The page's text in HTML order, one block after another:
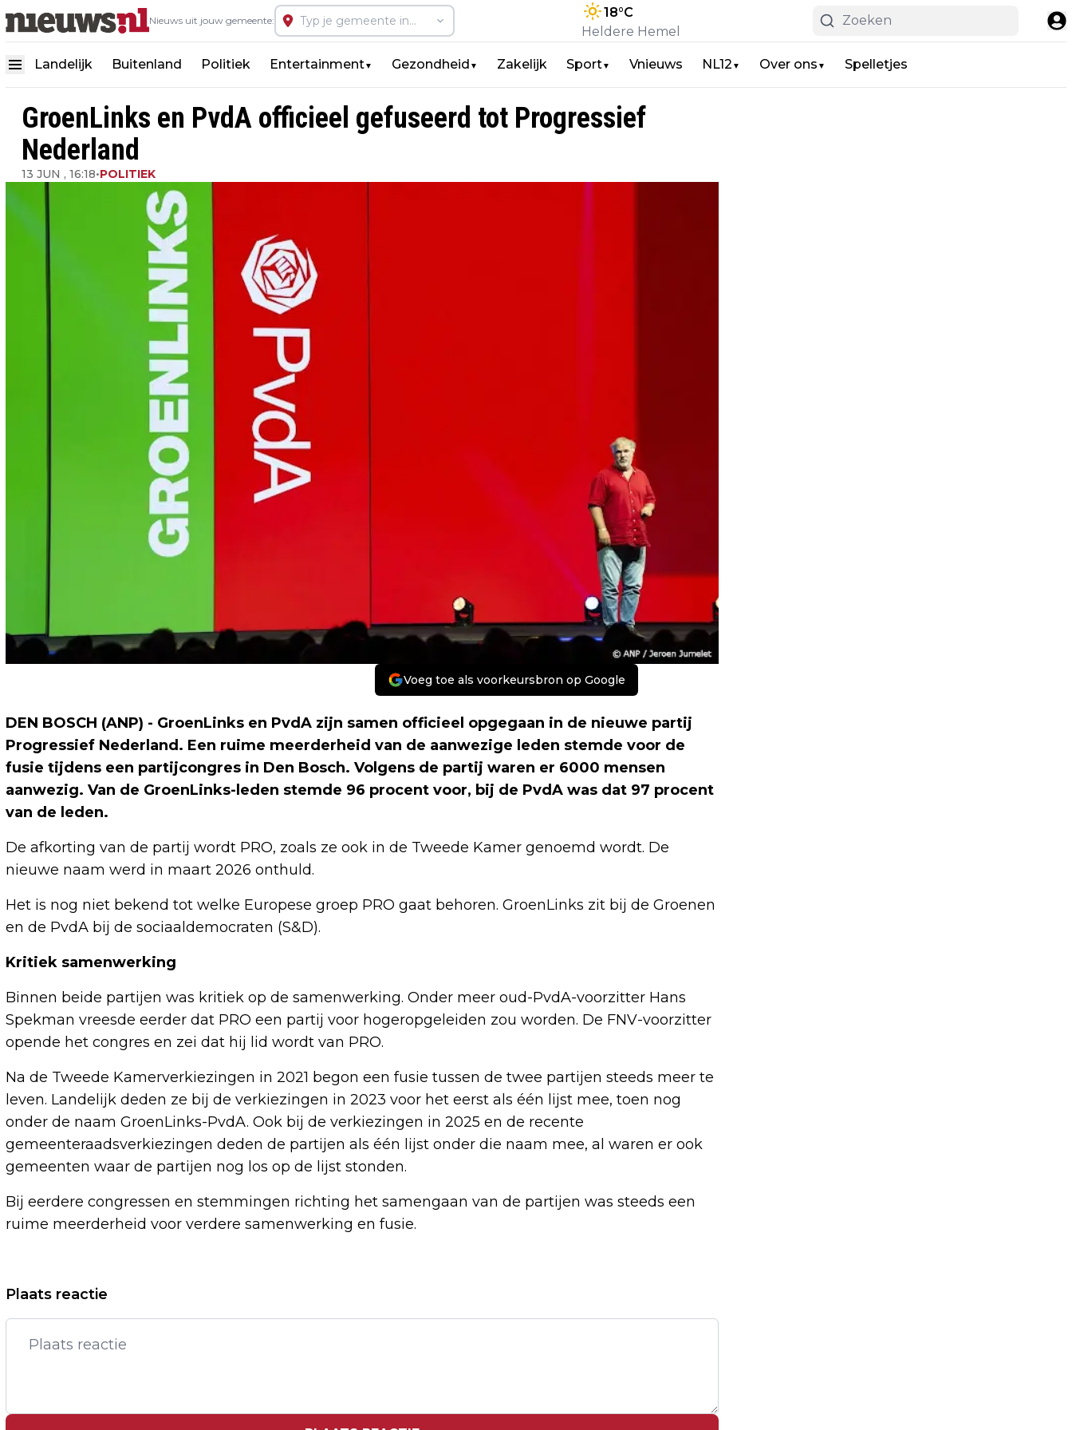
Nieuws uit jouw gemeente:
18°C
Heldere Hemel
Landelijk Buitenland Politiek Entertainment▼ Gezondheid ▼ Zakelijk Sport▼ Vnieuws NL12 ▼ Over ons ▼ Spelletjes
GroenLinks en PvdA officieel gefuseerd tot Progressief
Nederland
13 JUN , 16:18•POLITIEK
Voeg toe als voorkeursbron op Google
DEN BOSCH (ANP) - GroenLinks en PvdA zijn samen officieel opgegaan in de nieuwe partij
Progressief Nederland. Een ruime meerderheid van de aanwezige leden stemde voor de
fusie tijdens een partijcongres in Den Bosch. Volgens de partij waren er 6000 mensen
aanwezig. Van de GroenLinks-leden stemde 96 procent voor, bij de PvdA was dat 97 procent
van de leden.
De afkorting van de partij wordt PRO, zoals ze ook in de Tweede Kamer genoemd wordt. De
nieuwe naam werd in maart 2026 onthuld.
Het is nog niet bekend tot welke Europese groep PRO gaat behoren. GroenLinks zit bij de Groenen
en de PvdA bij de sociaaldemocraten (S&D).
Kritiek samenwerking
Binnen beide partijen was kritiek op de samenwerking. Onder meer oud-PvdA-voorzitter Hans
Spekman vreesde eerder dat PRO een partij voor hogeropgeleiden zou worden. De FNV-voorzitter
opende het congres en zei dat hij lid wordt van PRO.
Na de Tweede Kamerverkiezingen in 2021 begon een fusie tussen de twee partijen steeds meer te
leven. Landelijk deden ze bij de verkiezingen in 2023 voor het eerst als één lijst mee, toen nog
onder de naam GroenLinks-PvdA. Ook bij de verkiezingen in 2025 en de recente
gemeenteraadsverkiezingen deden de partijen als één lijst onder die naam mee, al waren er ook
gemeenten waar de partijen nog los op de lijst stonden.
Bij eerdere congressen en stemmingen richting het samengaan van de partijen was steeds een
ruime meerderheid voor verdere samenwerking en fusie.
Vorig artikel
TENNISSTER MONTGOMERY BEREIKT IN
ROSMALEN EERSTE WTA-FINALE
GROENLINKS EN PVDA OFFICIEEL
Plaats reactie